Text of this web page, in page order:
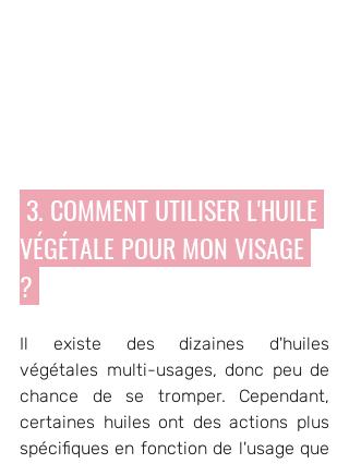
VÉGÉTALE POUR MON VISAGE
?
Il existe des dizaines d'huiles
végétales multi-usages, donc peu de
chance de se tromper. Cependant,
certaines huiles ont des actions plus
spécifiques en fonction de l'usage que